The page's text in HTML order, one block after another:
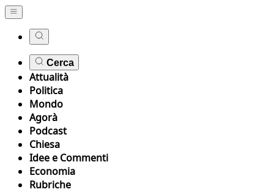
Cerca
Attualità
Politica
Mondo
Agorà
Podcast
Chiesa
Idee e Commenti
Economia
Rubriche